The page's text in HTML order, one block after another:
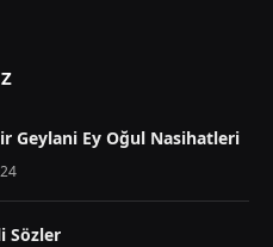
Geylani Ey Oğul Nasihatleri
Sözler